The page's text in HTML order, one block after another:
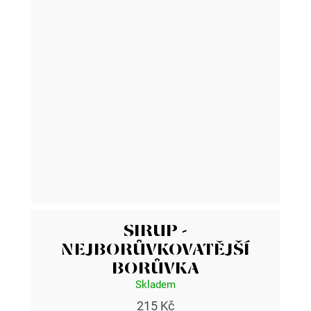
SIRUP -
NEJBORŮVKOVATĚJŠÍ
BORŮVKA
Skladem
215 Kč